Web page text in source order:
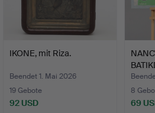
IKONE, mit Riza.
Beendet 1. Mai 2026
19 Gebote
92 USD
8
69